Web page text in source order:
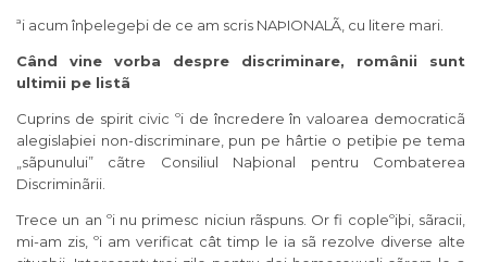
ªi acum înþelegeþi de ce am scris NAÞIONALÃ, cu litere mari.
Când vine vorba despre discriminare, românii sunt
ultimii pe listã
Cuprins de spirit civic ºi de încredere în valoarea democraticã
alegislaþiei non-discriminare, pun pe hârtie o petiþie pe tema
„sãpunului” cãtre Consiliul Naþional pentru Combaterea
Discriminãrii.
Trece un an ºi nu primesc niciun rãspuns. Or fi copleºiþi, sãracii,
mi-am zis, ºi am verificat cât timp le ia sã rezolve diverse alte